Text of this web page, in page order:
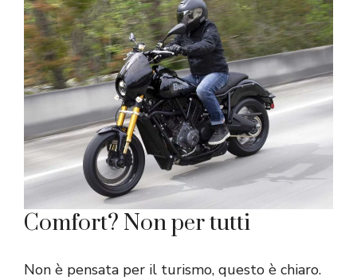
Comfort? Non per tutti
Non è pensata per il turismo, questo è chiaro.